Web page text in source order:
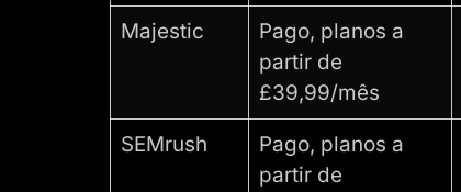
Majestic
Pago, planos a
partir de
£39,99/mês
SEMrush
Pago, planos a
partir de